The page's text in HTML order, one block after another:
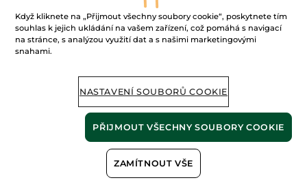
100%rostlinné
60 hektarů
Zobrazit více
Když kliknete na „Přijmout všechny soubory cookie“, poskytnete tím
souhlas k jejich ukládání na vašem zařízení, což pomáhá s navigací
na stránce, s analýzou využití dat a s našimi marketingovými
snahami.
NASTAVENÍ SOUBORŮ COOKIE
ZAMÍTNOUT VŠE
PŘIJMOUT VŠECHNY SOUBORY COOKIE